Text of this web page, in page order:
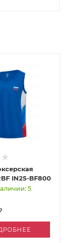
IN25-BF800
5